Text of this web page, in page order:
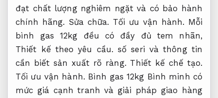
đạt chất lượng nghiêm ngặt và có bảo hành
chính hãng. Sửa chữa. Tối ưu vận hành. Mỗi
bình gas 12kg đều có đầy đủ tem nhãn,
Thiết kế theo yêu cầu. số seri và thông tin
cần biết sản xuất rõ ràng. Thiết kế chế tạo.
Tối ưu vận hành. Bình gas 12kg Bình minh có
mức giá cạnh tranh và giải pháp giao hàng